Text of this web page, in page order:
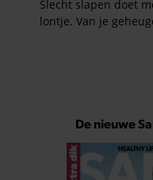
De nieuwe